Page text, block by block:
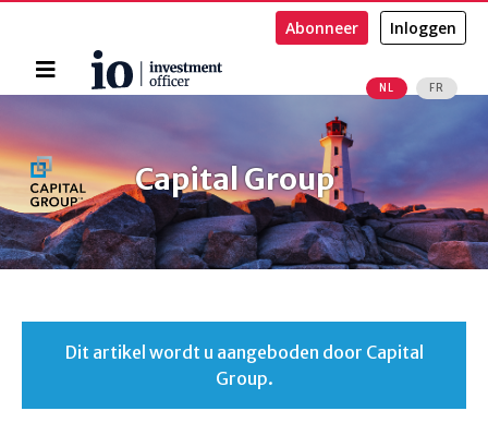
Home
NL FR
Abonneer Inloggen
Zoeken
Capital Group
Dit artikel wordt u aangeboden door Capital
Group.